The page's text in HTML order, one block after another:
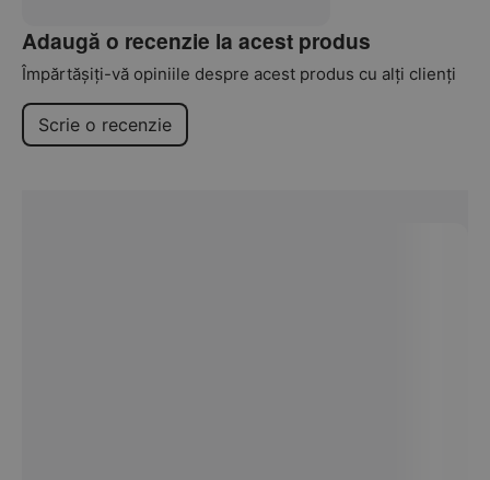
Adaugă o recenzie la acest produs
Împărtășiți-vă opiniile despre acest produs cu alți clienți
Scrie o recenzie